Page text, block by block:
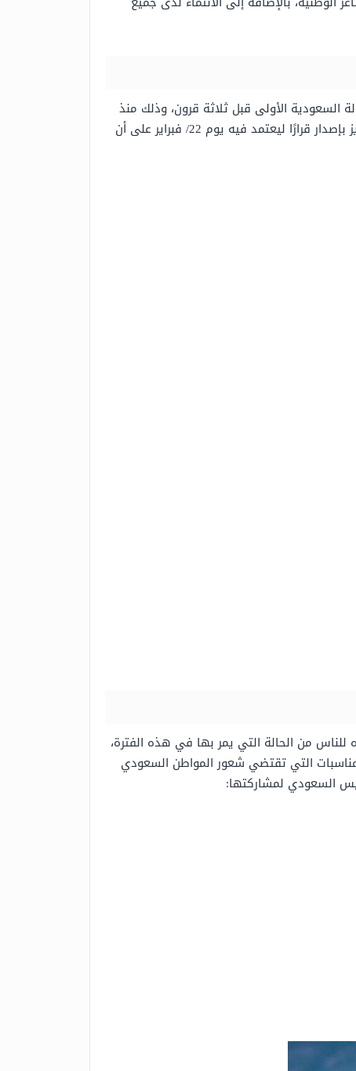
السعودية الأولى قبل ثلاثة قرون، وذلك منذ
عام 1139هـ، ويعادل هذا العام بالميلادي 1727م، وفي خلال شهر يناير من العام الجاري، قام الملك سلمان بن عبدالعزيز بإصدار قرارًا ليعتمد فيه يوم 22/ فبراير على أن
من الحالة التي يمر بها في هذه الفترة،
التي تقتضي شعور المواطن السعودي
السعودي لمشاركتها: